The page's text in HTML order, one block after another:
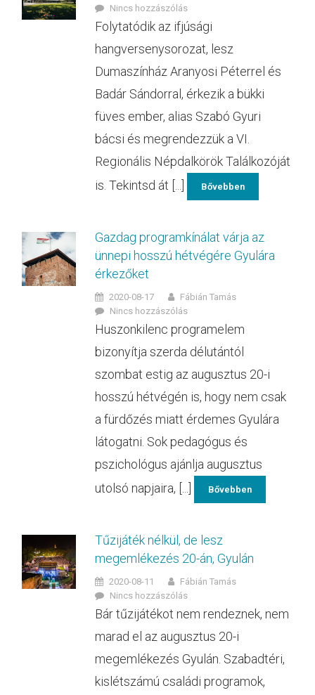
Nincs hozzászólás
Folytatódik az ifjúsági
hangversenysorozat, lesz
Dumaszínház Aranyosi Péterrel és
Badár Sándorral, érkezik a bükki
füves ember, alias Szabó Gyuri
bácsi és megrendezzük a VI.
Regionális Népdalkörök Találkozóját
is. Tekintsd át [...]
Bővebben
Gazdag programkínálat várja az
ünnepi hosszú hétvégére Gyulára
érkezőket
2020-08-17
Fábián Tamás
Nincs hozzászólás
Huszonkilenc programelem
bizonyítja szerda délutántól
szombat estig az augusztus 20-i
hosszú hétvégén is, hogy nem csak
a fürdőzés miatt érdemes Gyulára
látogatni. Sok pedagógus és
pszichológus ajánlja augusztus
utolsó napjaira, [...]
Bővebben
Tűzijáték nélkül, de lesz
megemlékezés 20-án, Gyulán
2020-08-11
Fábián Tamás
Nincs hozzászólás
Bár tűzijátékot nem rendeznek, nem
marad el az augusztus 20-i
megemlékezés Gyulán. Szabadtéri,
kislétszámú családi programok,